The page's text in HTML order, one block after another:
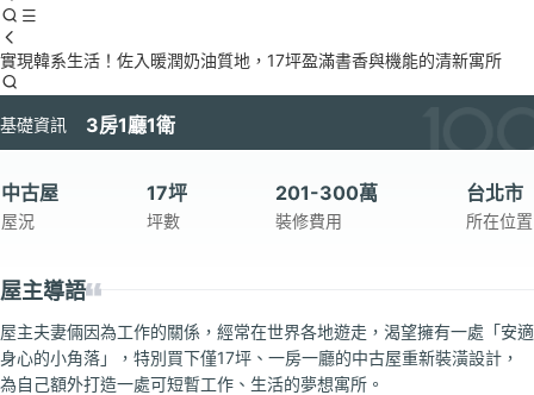
實現韓系生活！佐入暖潤奶油質地，17坪盈滿書香與機能的清新寓所
基礎資訊 3房1廳1衛
中古屋
屋況
17坪
坪數
201-300萬
裝修費用
台北市
所在位置
屋主導語
屋主夫妻倆因為工作的關係，經常在世界各地遊走，渴望擁有一處「安適
身心的小角落」，特別買下僅17坪、一房一廳的中古屋重新裝潢設計，
為自己額外打造一處可短暫工作、生活的夢想寓所。